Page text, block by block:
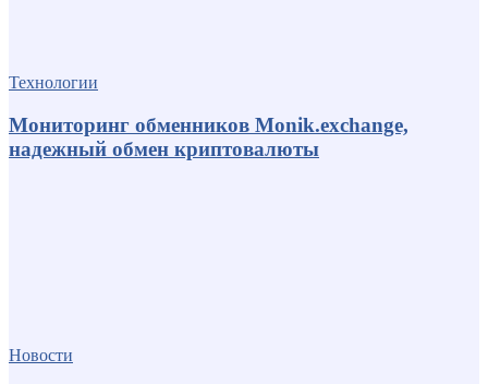
Технологии
Мониторинг обменников Monik.exchange,
надежный обмен криптовалюты
Новости